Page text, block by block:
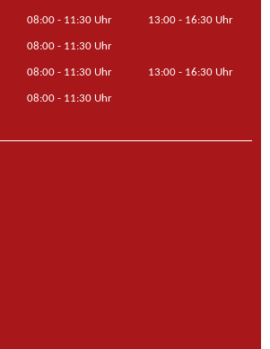
08:00 - 11:30 Uhr 13:00 - 16:30 Uhr
08:00 - 11:30 Uhr
08:00 - 11:30 Uhr 13:00 - 16:30 Uhr
08:00 - 11:30 Uhr